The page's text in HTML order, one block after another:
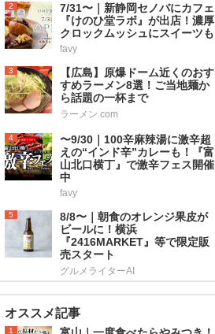
2
7/31〜｜新静岡セノバにカフェ
『けのひ堂ラボ』が出店！濃厚
クロックムッシュにスイーツも
favy
3
【広島】原爆ドーム近くのおす
すめラーメン8選！ご当地麺か
ら話題の一杯まで
ラーメン.com
4
〜9/30｜100辛麻辣湯に激辛超
えの“インド辛”カレーも！『富
山北口横丁』で激辛フェス開催
中
favy
5
8/8〜｜朝食のオレンジ果皮が
ビールに！横浜
『2416MARKET』等で限定販
売スタート
グルメライターAI
オススメ記事
1